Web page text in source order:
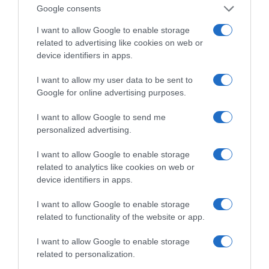
Google consents
I want to allow Google to enable storage
related to advertising like cookies on web or
device identifiers in apps.
I want to allow my user data to be sent to
Google for online advertising purposes.
I want to allow Google to send me
personalized advertising.
I want to allow Google to enable storage
related to analytics like cookies on web or
device identifiers in apps.
I want to allow Google to enable storage
related to functionality of the website or app.
I want to allow Google to enable storage
related to personalization.
Με τους ελέγχους αυτούς το ΚΕΔΥ συμβάλλει
ουσιαστικά στη συστηματική παρακολούθηση
της ποιότητας των υδάτων, η οποία αποτελεί
βασικό πυλώνα της πρόληψης και της
προστασίας της δημόσιας υγείας,
διασφαλίζοντας ότι οι πολίτες απολαμβάνουν
με ασφάλεια το νερό και τις δραστηριότητες
Χρήσιμες συμβουλές για τους πολίτες
• Επιλέγετε οργανωμένες ή γνωστές παραλίες
που παρακολουθούνται για την ποιότητα των
νερών.
• Αποφεύγετε την κολύμβηση σε νερά με
εμφανή σημάδια ρύπανσης ή μετά από έντονα